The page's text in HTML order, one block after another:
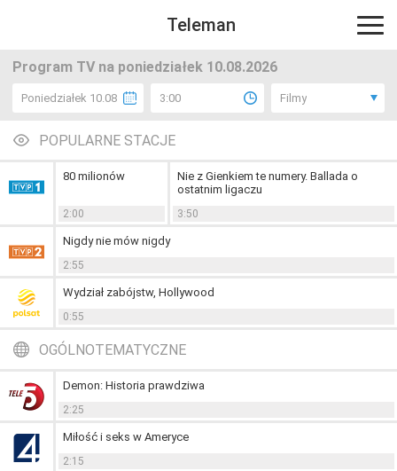
Teleman
Program TV na poniedziałek 10.08.2026
Poniedziałek 10.08 3:00 Filmy
POPULARNE STACJE
80 milionów
2:00
Nie z Gienkiem te numery. Ballada o
ostatnim ligaczu
3:50
Nigdy nie mów nigdy
2:55
Wydział zabójstw, Hollywood
0:55
OGÓLNOTEMATYCZNE
Demon: Historia prawdziwa
2:25
Miłość i seks w Ameryce
2:15